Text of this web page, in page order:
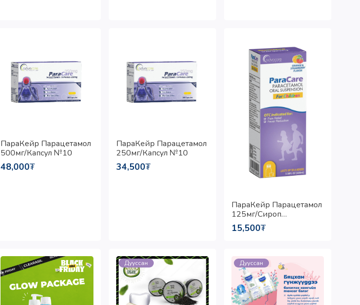
ПараКейр Парацетамол
500мг/Капсул №10
48,000₮
ПараКейр Парацетамол
250мг/Капсул №10
34,500₮
ПараКейр Парацетамол
125мг/Сироп
5мл/100мл
15,500₮
Дууссан Дууссан